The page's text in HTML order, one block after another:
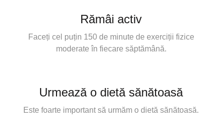
Rămâi activ
Faceți cel puțin 150 de minute de exerciții fizice
moderate în fiecare săptămână.
Urmează o dietă sănătoasă
Este foarte important să urmăm o dietă sănătoasă.